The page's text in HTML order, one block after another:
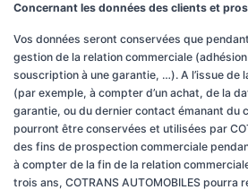
Concernant les données des clients et
Vos données seront conservées que
gestion de la relation commerciale
souscription à une garantie, …). A l’issue de
(par exemple, à compter d’un achat, de la
garantie, ou du dernier contact émanant du
pourront être conservées et utilisées par
des fins de prospection commerciale
à compter de la fin de la relation
trois ans, COTRANS AUTOMOBILES pourra